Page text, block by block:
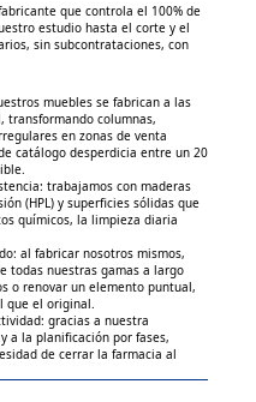
que controla el 100% de
estudio hasta el corte y el
sin subcontrataciones, con
muebles se fabrican a las
transformando columnas,
en zonas de venta
catálogo desperdicia entre un 20
trabajamos con maderas
(HPL) y superficies sólidas que
químicos, la limpieza diaria
al fabricar nosotros mismos,
todas nuestras gamas a largo
o renovar un elemento puntual,
que el original.
gracias a nuestra
a la planificación por fases,
de cerrar la farmacia al